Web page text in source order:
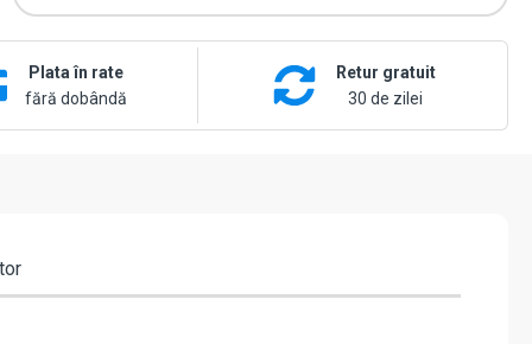
Plata în rate
fără dobândă
Retur gratuit
30 de zilei